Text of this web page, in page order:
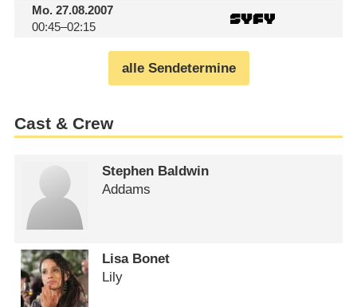
Mo.27.08.2007
00:45–02:15
alle Sendetermine
Cast & Crew
Stephen Baldwin
Addams
Lisa Bonet
Lily